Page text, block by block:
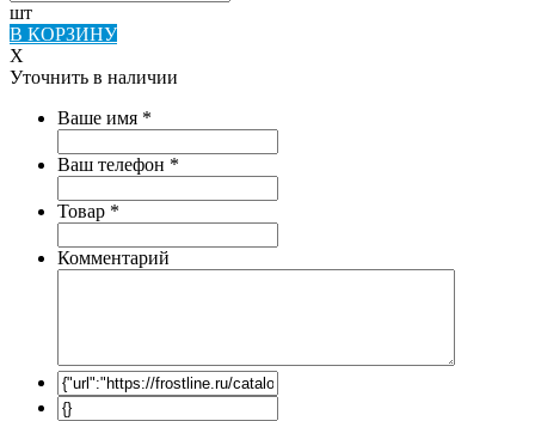
шт
В КОРЗИНУ
X
Уточнить в наличии
Ваше имя *
Ваш телефон *
Товар *
Комментарий